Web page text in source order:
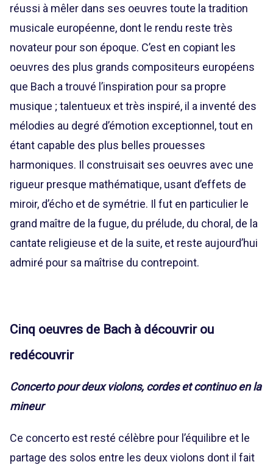
réussi à mêler dans ses oeuvres toute la tradition
musicale européenne, dont le rendu reste très
novateur pour son époque. C’est en copiant les
oeuvres des plus grands compositeurs européens
que Bach a trouvé l’inspiration pour sa propre
musique ; talentueux et très inspiré, il a inventé des
mélodies au degré d’émotion exceptionnel, tout en
étant capable des plus belles prouesses
harmoniques. Il construisait ses oeuvres avec une
rigueur presque mathématique, usant d’effets de
miroir, d’écho et de symétrie. Il fut en particulier le
grand maître de la fugue, du prélude, du choral, de la
cantate religieuse et de la suite, et reste aujourd’hui
admiré pour sa maîtrise du contrepoint.
Cinq oeuvres de Bach à découvrir ou
redécouvrir
Concerto pour deux violons, cordes et continuo en la
mineur
Ce concerto est resté célèbre pour l’équilibre et le
partage des solos entre les deux violons dont il fait